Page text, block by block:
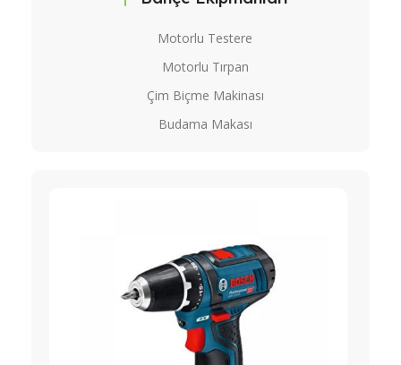
Motorlu Testere
Motorlu Tırpan
Çim Biçme Makinası
Budama Makası